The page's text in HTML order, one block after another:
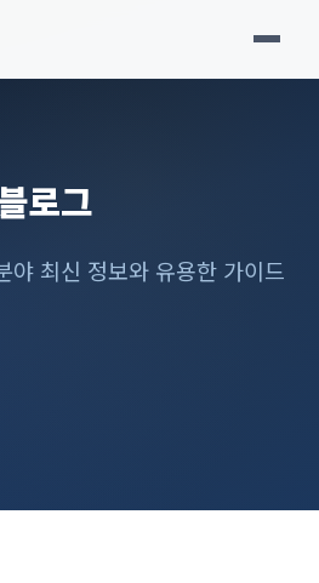
로그
야 최신 정보와 유용한 가이드